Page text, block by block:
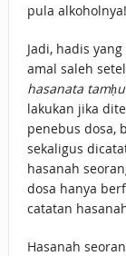
pula alkoholnya!
Jadi, hadis
amal saleh
hasanata
lakukan jika
penebus dosa,
sekaligus
hasanah
dosa hanya
catatan
Hasanah